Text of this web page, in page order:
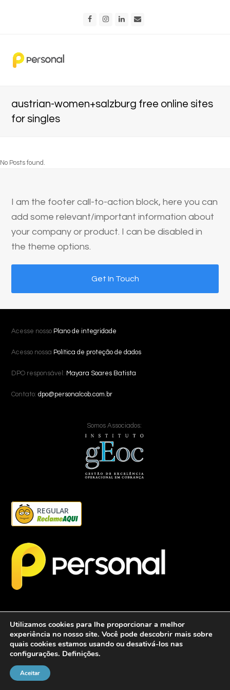
FacebookInstagram
LinkedIn
austrian-women+salzburg free online sites
for singles
No Posts found.
I am the footer call-to-action block, here you can
add some relevant/important information about
your company or product. I can be disabled in
the theme options.
Get In Touch
Acesse nosso Plano de integridade
Acesso nossa Política de proteção de dados
DPO responsável: Mayara Soares Batista
Contato:dpo@personalcob.com.br
Somos Associados:
REGULAR
2026 - Personalcob - CNPJ: 12.837.042/0001-60- Todos direitos
Utilizamos cookies para lhe proporcionar a melhor
experiência no nosso site. Você pode descobrir mais sobre
quais cookies estamos usando ou desativá-los nas
configurações. Definições.
Aceitar